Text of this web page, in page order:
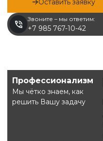
Оставить заявку
Звоните – мы ответим:
+7 985 767-10-42
Профессионализм
Мы чётко знаем, как
решить Вашу задачу